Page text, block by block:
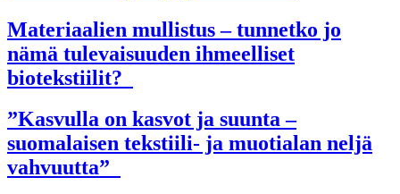
Materiaalien mullistus – tunnetko jo
nämä tulevaisuuden ihmeelliset
biotekstiilit?
”Kasvulla on kasvot ja suunta –
suomalaisen tekstiili- ja muotialan neljä
vahvuutta”